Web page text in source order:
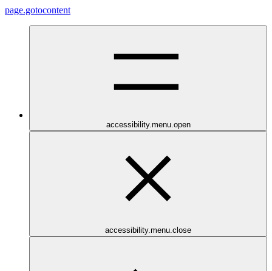
page.gotocontent
accessibility.menu.open
accessibility.menu.close